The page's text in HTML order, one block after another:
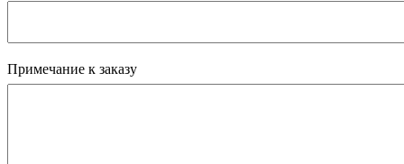
Примечание к заказу